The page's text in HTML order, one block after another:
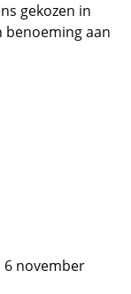
gekozen in
benoeming aan
november